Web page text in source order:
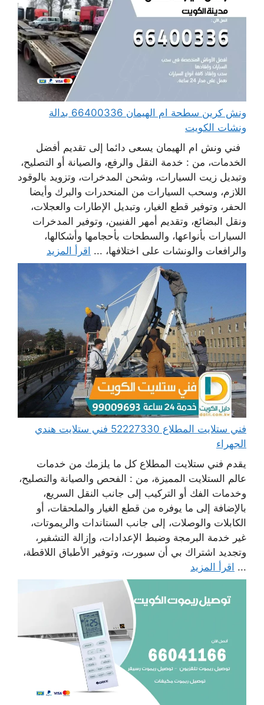
ونش كرين سطحة ام الهيمان 66400336 بدالة
ونشات الكويت
فني ونش ام الهيمان يسعى دائما إلى تقديم أفضل
الخدمات، من : خدمة النقل والرفع، والصيانة أو التصليح،
وتبديل زيت السيارات، وشحن المدخرات، وتزويد بالوقود
اللازم، وسحب السيارات من المنحدرات والبرك وأيضا
الحفر، وتوفير قطع الغيار، وتبديل الإطارات والعجلات،
ونقل البضائع، وتقديم أمهر الفنيين، وتوفير المدخرات
السيارات بأنواعها، والسطحات بأحجامها وأشكالها،
والرافعات والونشات على اختلافها، ... اقرأ المزيد
فني ستلايت المطلاع 52227330 فني ستلايت هندي
الجهراء
يقدم فني ستلايت المطلاع كل ما يلزمك من خدمات
عالم الستلايت المميزة، من : الفحص والصيانة والتصليح،
وخدمات الفك أو التركيب إلى جانب النقل السريع،
بالإضافة إلى ما يوفره من قطع الغيار والملحقات، أو
الكابلات والوصلات، إلى جانب الستاندات والريموتات،
غير خدمة البرمجة وضبط الإعدادات، وإزالة التشفير،
وتجديد اشتراك بي أن سبورت، وتوفير الأطباق اللاقطة،
... اقرأ المزيد